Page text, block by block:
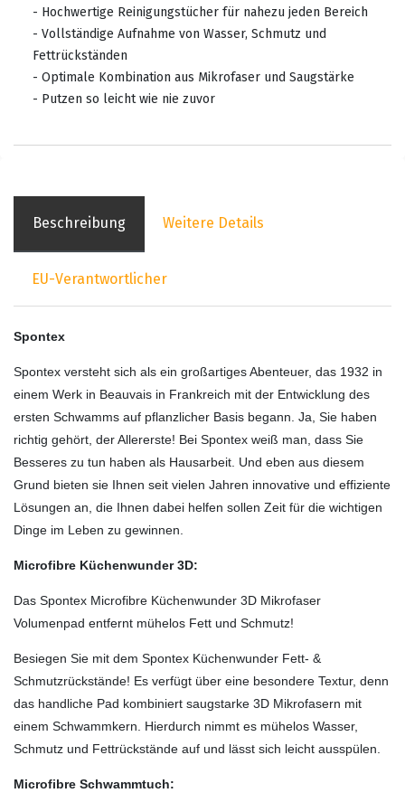
- Hochwertige Reinigungstücher für nahezu jeden Bereich
- Vollständige Aufnahme von Wasser, Schmutz und
Fettrückständen
- Optimale Kombination aus Mikrofaser und Saugstärke
- Putzen so leicht wie nie zuvor
Beschreibung Weitere Details
EU-Verantwortlicher
Spontex
Spontex versteht sich als ein großartiges Abenteuer, das 1932 in
einem Werk in Beauvais in Frankreich mit der Entwicklung des
ersten Schwamms auf pflanzlicher Basis begann. Ja, Sie haben
richtig gehört, der Allererste! Bei Spontex weiß man, dass Sie
Besseres zu tun haben als Hausarbeit. Und eben aus diesem
Grund bieten sie Ihnen seit vielen Jahren innovative und effiziente
Lösungen an, die Ihnen dabei helfen sollen Zeit für die wichtigen
Dinge im Leben zu gewinnen.
Microfibre Küchenwunder 3D:
Das Spontex Microfibre Küchenwunder 3D Mikrofaser
Volumenpad entfernt mühelos Fett und Schmutz!
Besiegen Sie mit dem Spontex Küchenwunder Fett- &
Schmutzrückstände! Es verfügt über eine besondere Textur, denn
das handliche Pad kombiniert saugstarke 3D Mikrofasern mit
einem Schwammkern. Hierdurch nimmt es mühelos Wasser,
Schmutz und Fettrückstände auf und lässt sich leicht ausspülen.
Microfibre Schwammtuch: